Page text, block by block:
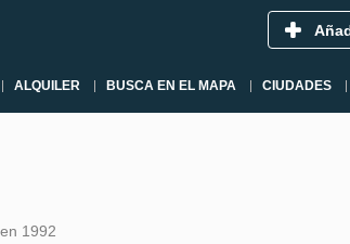
ALQUILER BUSCA EN EL MAPA CIUDADES
1992